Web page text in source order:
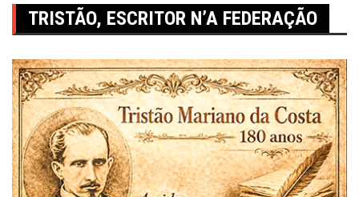
TRISTÃO, ESCRITOR N’A FEDERAÇÃO